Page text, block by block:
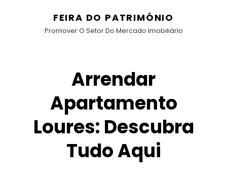
FEIRA DO PATRIMÓNIO
Promover O Setor Do Mercado Imobiliário
Arrendar
Apartamento
Loures: Descubra
Tudo Aqui